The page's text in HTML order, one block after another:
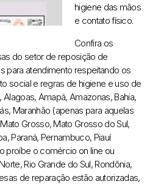
higiene das mãos
e contato físico.
Confira os
do setor de reposição de
para atendimento respeitando os
social e regras de higiene e uso de
Amapá, Amazonas, Bahia,
Maranhão (apenas para aquelas
Grosso, Mato Grosso do Sul,
Paraná, Pernambuco, Piauí
proíbe o comércio on line ou
Rio Grande do Sul, Rondônia,
de reparação estão autorizadas,